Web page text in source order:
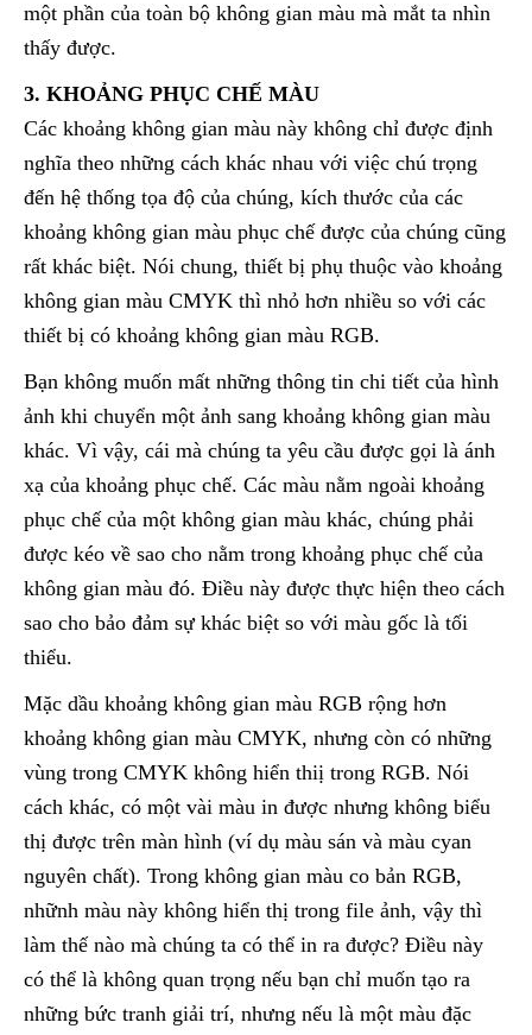
một phần của toàn bộ không gian màu mà mắt ta nhìn
thấy được.
3. KHOẢNG PHỤC CHẾ MÀU
Các khoảng không gian màu này không chỉ được định
nghĩa theo những cách khác nhau với việc chú trọng
đến hệ thống tọa độ của chúng, kích thước của các
khoảng không gian màu phục chế được của chúng cũng
rất khác biệt. Nói chung, thiết bị phụ thuộc vào khoảng
không gian màu CMYK thì nhỏ hơn nhiều so với các
thiết bị có khoảng không gian màu RGB.
Bạn không muốn mất những thông tin chi tiết của hình
ảnh khi chuyển một ảnh sang khoảng không gian màu
khác. Vì vậy, cái mà chúng ta yêu cầu được gọi là ánh
xạ của khoảng phục chế. Các màu nằm ngoài khoảng
phục chế của một không gian màu khác, chúng phải
được kéo về sao cho nằm trong khoảng phục chế của
không gian màu đó. Điều này được thực hiện theo cách
sao cho bảo đảm sự khác biệt so với màu gốc là tối
thiểu.
Mặc dầu khoảng không gian màu RGB rộng hơn
khoảng không gian màu CMYK, nhưng còn có những
vùng trong CMYK không hiển thiị trong RGB. Nói
cách khác, có một vài màu in được nhưng không biểu
thị được trên màn hình (ví dụ màu sán và màu cyan
nguyên chất). Trong không gian màu co bản RGB,
nhữnh màu này không hiển thị trong file ảnh, vậy thì
làm thế nào mà chúng ta có thể in ra được? Điều này
có thể là không quan trọng nếu bạn chỉ muốn tạo ra
những bức tranh giải trí, nhưng nếu là một màu đặc